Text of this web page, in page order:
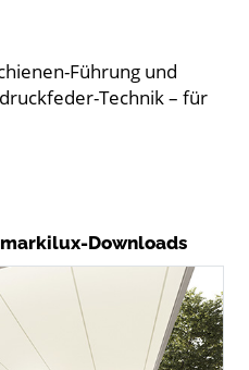
Führung und
Technik – für
Downloads